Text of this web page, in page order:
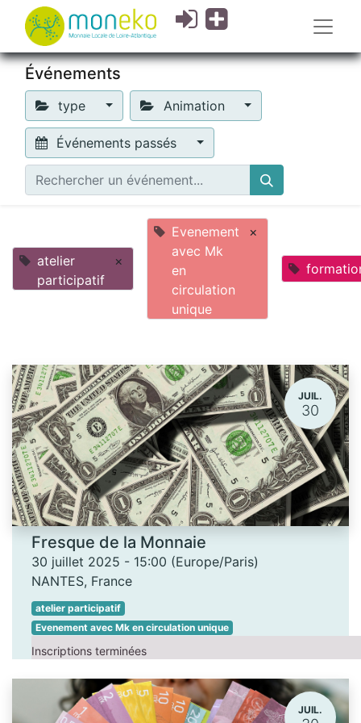
Événements
type Animation
Événements passés
atelier
participatif
×
Evenement
avec Mk
en
circulation
unique
×
JUIL.
30
Fresque de la Monnaie
30 juillet 2025 - 15:00 (Europe/Paris)
NANTES, France
atelier participatif
Evenement avec Mk en circulation unique
Inscriptions terminées
JUIL.